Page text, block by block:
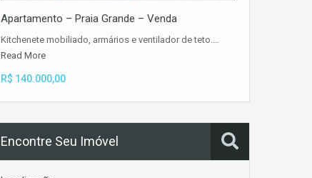
Apartamento – Praia Grande – Venda
Kitchenete mobiliado, armários e ventilador de teto.…
Read More
R$ 140.000,00
Encontre Seu Imóvel